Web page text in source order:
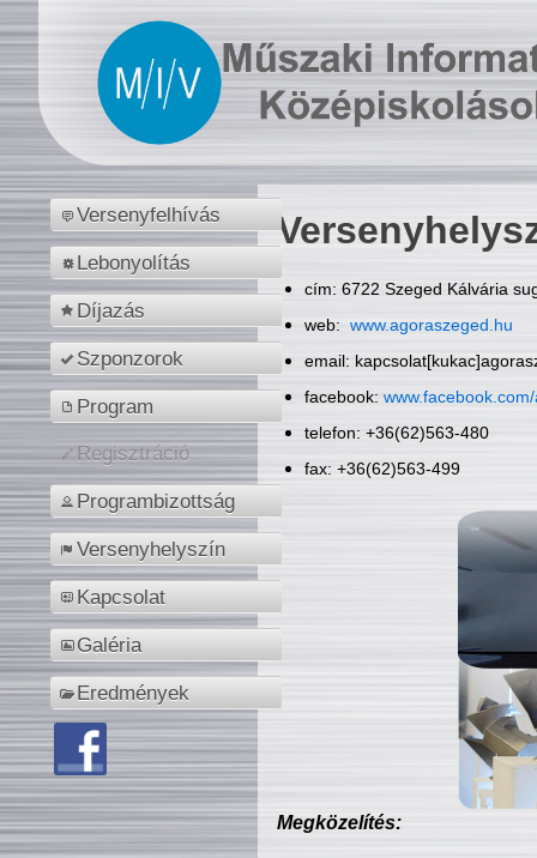
Versenyfelhívás
Lebonyolítás
Díjazás
Szponzorok
Program
Regisztráció
Programbizottság
Versenyhelyszín
Kapcsolat
Galéria
Eredmények
cím: 6722 Szeged Kálvária
web: www.agoraszeged.hu
email:
facebook:
telefon: +36(62)563-480
fax: +36(62)563-499
Megközelítés: